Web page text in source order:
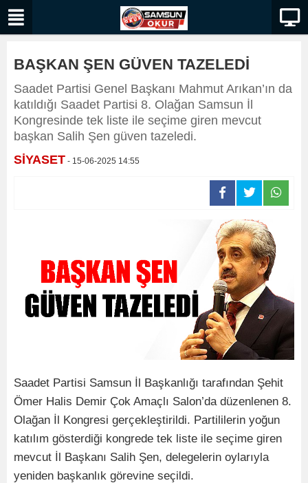
BAŞKAN ŞEN GÜVEN TAZELEDİ
Saadet Partisi Genel Başkanı Mahmut Arıkan’ın da
katıldığı Saadet Partisi 8. Olağan Samsun İl
Kongresinde tek liste ile seçime giren mevcut
başkan Salih Şen güven tazeledi.
SİYASET - 15-06-2025 14:55
Saadet Partisi Samsun İl Başkanlığı tarafından Şehit
Ömer Halis Demir Çok Amaçlı Salon’da düzenlenen 8.
Olağan İl Kongresi gerçekleştirildi. Partililerin yoğun
katılım gösterdiği kongrede tek liste ile seçime giren
mevcut İl Başkanı Salih Şen, delegelerin oylarıyla
yeniden başkanlık görevine seçildi.